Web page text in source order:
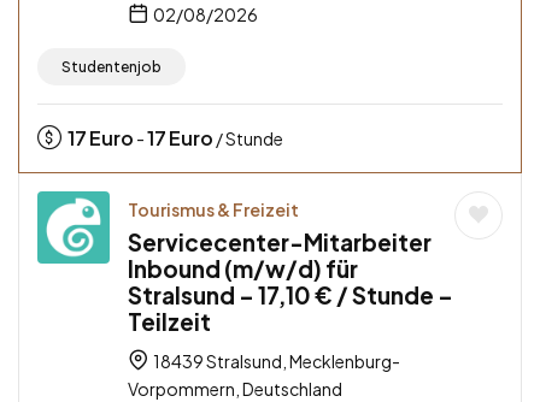
02/08/2026
Studentenjob
17Euro -17Euro / Stunde
Tourismus & Freizeit
Servicecenter-Mitarbeiter
Inbound (m/w/d) für
Stralsund – 17,10 € / Stunde –
Teilzeit
18439 Stralsund, Mecklenburg-
Vorpommern, Deutschland